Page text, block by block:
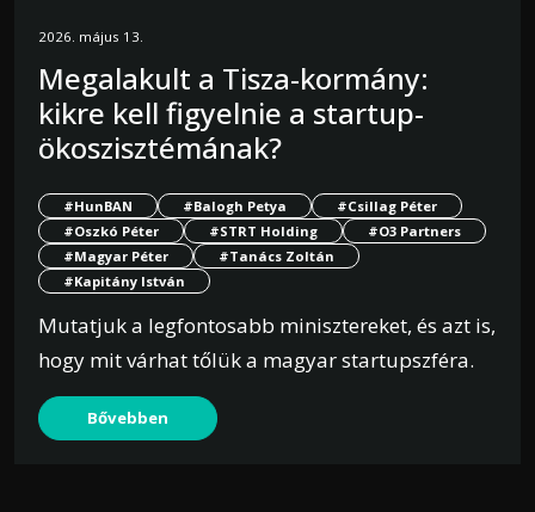
2026. május 13.
Megalakult a Tisza-kormány:
kikre kell figyelnie a startup-
ökoszisztémának?
#HunBAN #Balogh Petya
#Csillag Péter
#Oszkó Péter
#STRT Holding
#O3 Partners
#Magyar Péter
#Tanács Zoltán
#Kapitány István
Mutatjuk a legfontosabb minisztereket, és azt is,
hogy mit várhat tőlük a magyar startupszféra.
Bővebben